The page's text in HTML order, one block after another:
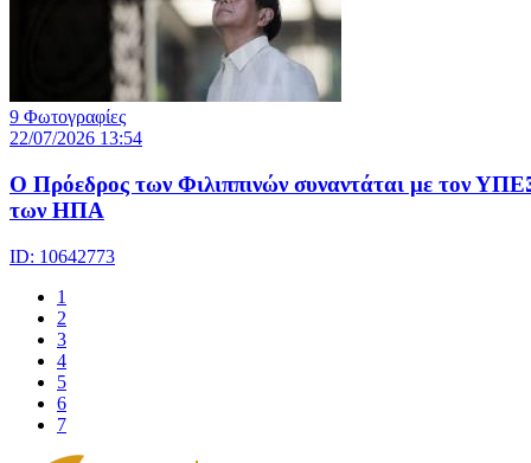
9 Φωτογραφίες
22/07/2026 13:54
Ο Πρόεδρος των Φιλιππινών συναντάται με τον
των ΗΠΑ
ID: 10642773
1
2
3
4
5
6
7